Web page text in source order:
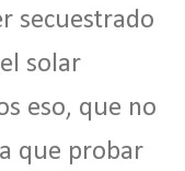
secuestrado
solar
eso, que no
que probar